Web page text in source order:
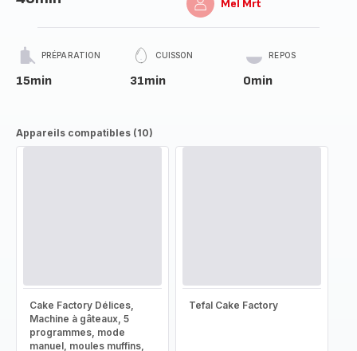
Mel Mrt
PRÉPARATION
15min
CUISSON
31min
REPOS
0min
Appareils compatibles (10)
Cake Factory Délices,
Machine à gâteaux, 5
programmes, mode
manuel, moules muffins,
Tefal Cake Factory